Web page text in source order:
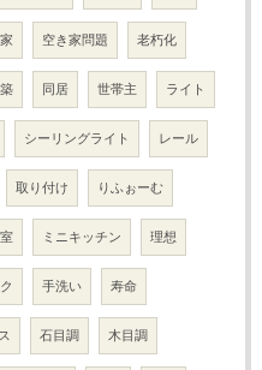
空き家問題 老朽化
同居 世帯主 ライト
シーリングライト レール
取り付け りふぉーむ
ミニキッチン 理想
手洗い 寿命
石目調 木目調